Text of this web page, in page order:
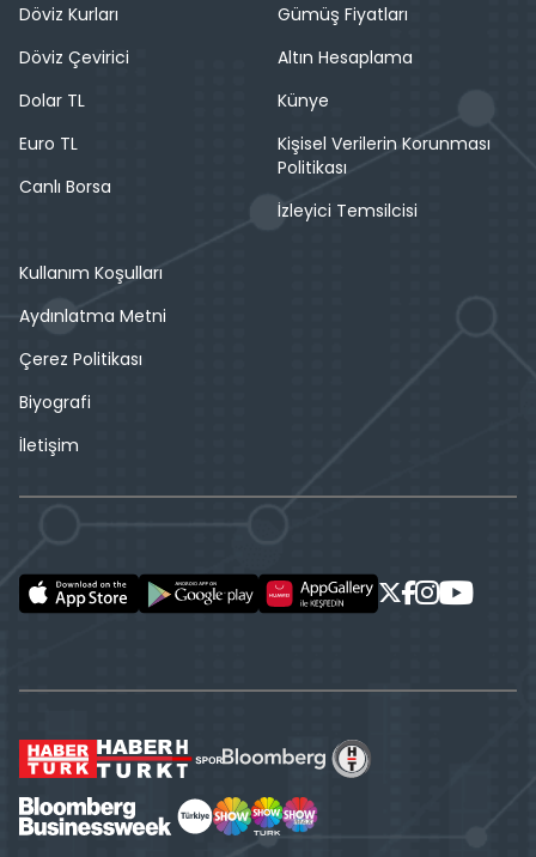
Döviz Kurları
Döviz Çevirici
Dolar TL
Euro TL
Canlı Borsa
Gümüş Fiyatları
Altın Hesaplama
Künye
Kişisel Verilerin Korunması
Politikası
İzleyici Temsilcisi
Kullanım Koşulları
Aydınlatma Metni
Çerez Politikası
Biyografi
İletişim